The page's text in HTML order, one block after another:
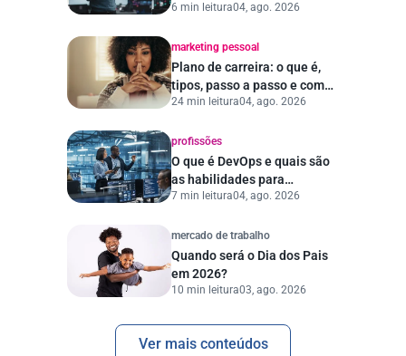
6 min leitura04, ago. 2026
marketing pessoal
Plano de carreira: o que é,
tipos, passo a passo e como
escolher a empresa ideal
24 min leitura04, ago. 2026
profissões
O que é DevOps e quais são
as habilidades para
trabalhar na área
7 min leitura04, ago. 2026
mercado de trabalho
Quando será o Dia dos Pais
em 2026?
10 min leitura03, ago. 2026
Ver mais conteúdos